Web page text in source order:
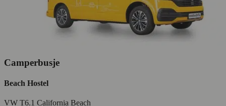
Camperbusje
Beach Hostel
VW T6.1 California Beach